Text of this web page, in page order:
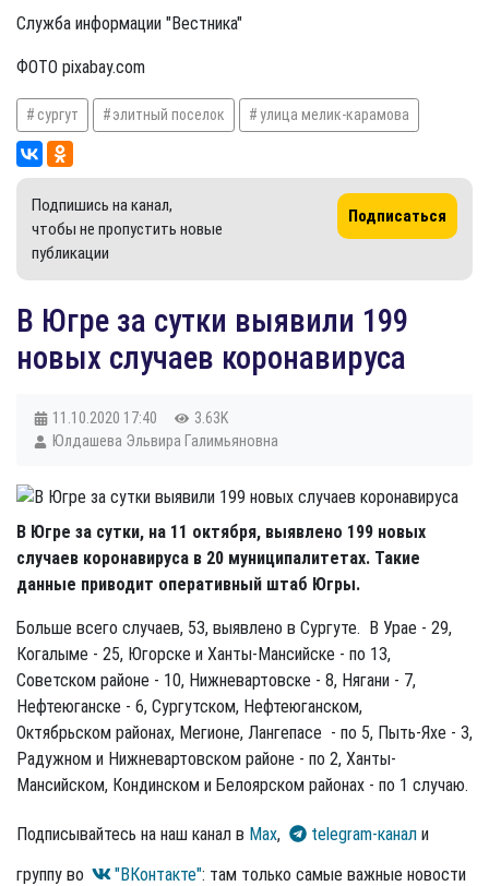
Служба информации "Вестника"
ФОТО pixabay.com
сургут элитный поселок улица мелик-карамова
Подпишись на канал,
чтобы не пропустить новые
публикации
Подписаться
В Югре за сутки выявили 199
новых случаев коронавируса
11.10.2020 17:40
3.63K
Юлдашева Эльвира Галимьяновна
В Югре за сутки, на 11 октября, выявлено 199 новых
случаев коронавируса в 20 муниципалитетах. Такие
данные приводит оперативный штаб Югры.
Больше всего случаев, 53, выявлено в Сургуте. В Урае - 29,
Когалыме - 25, Югорске и Ханты-Мансийске - по 13,
Советском районе - 10, Нижневартовске - 8, Нягани - 7,
Нефтеюганске - 6, Сургутском, Нефтеюганском,
Октябрьском районах, Мегионе, Лангепасе - по 5, Пыть-Яхе - 3,
Радужном и Нижневартовском районе - по 2, Ханты-
Мансийском, Кондинском и Белоярском районах - по 1 случаю.
Подписывайтесь на наш канал в Max, telegram-канал и
группу во
"ВКонтакте": там только самые важные новости